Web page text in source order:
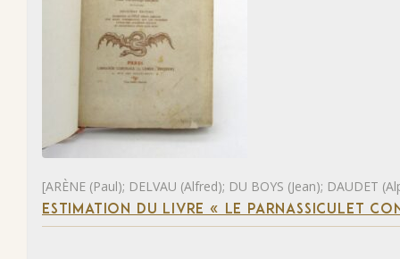
[ARÈNE (Paul); DELVAU (Alfred); DU BOYS (Jean); DAUDET
ESTIMATION DU LIVRE « LE PARNASSICULET